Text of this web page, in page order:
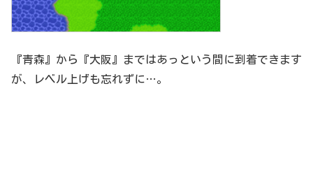
『青森』から『大阪』まではあっという間に到着できます
が、レベル上げも忘れずに…。